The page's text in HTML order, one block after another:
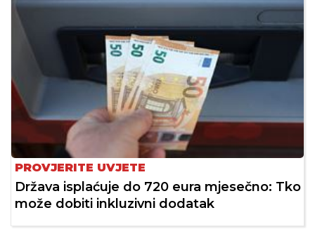
PROVJERITE UVJETE
Država isplaćuje do 720 eura mjesečno: Tko
može dobiti inkluzivni dodatak